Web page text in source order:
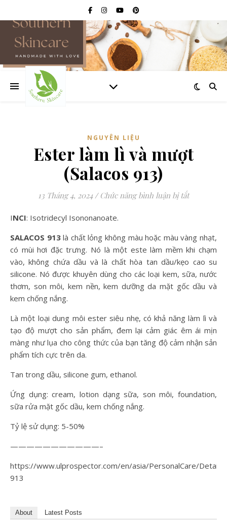
NGUYÊN LIỆU
Ester làm lì và mượt
(Salacos 913)
13 Tháng 4, 2024 / Chức năng bình luận bị tắtở Ester
INCI: Isotridecyl Isononanoate.
SALACOS 913là chất lỏng không màu hoặc màu vàng nhạt,
có mùi hơi đặc trưng. Nó là một este làm mềm khi chạm
vào, không chứa dầu và là chất hòa tan dầu/kẹo cao su
silicone. Nó được khuyên dùng cho các loại kem, sữa, nước
thơm, son môi, kem nền, kem dưỡng da mặt gốc dầu và
kem chống nắng.
Là một loại dung môi ester siêu nhẹ, có khả năng làm lì và
tạo độ mượt cho sản phẩm, đem lại cảm giác êm ái mịn
màng như lụa cho công thức của bạn tăng độ cảm nhận sản
phẩm tích cực trên da.
Tan trong dầu, silicone gum, ethanol.
Ứng dụng: cream, lotion dạng sữa, son môi, foundation,
sữa rửa mặt gốc dầu, kem chống nắng.
Tỷ lệ sử dụng: 5-50%
———————————–
https://www.ulprospector.com/en/asia/PersonalCare/Detail/
913
About Latest Posts